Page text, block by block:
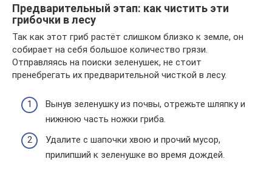
Предварительный этап: как чистить эти
грибочки в лесу
Так как этот гриб растёт слишком близко к земле, он
собирает на себя большое количество грязи.
Отправляясь на поиски зеленушек, не стоит
пренебрегать их предварительной чисткой в лесу.
Вынув зеленушку из почвы, отрежьте шляпку и
нижнюю часть ножки гриба.
Удалите с шапочки хвою и прочий мусор,
прилипший к зеленушке во время дождей.